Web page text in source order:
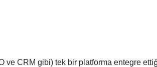
CRM gibi) tek bir platforma entegre